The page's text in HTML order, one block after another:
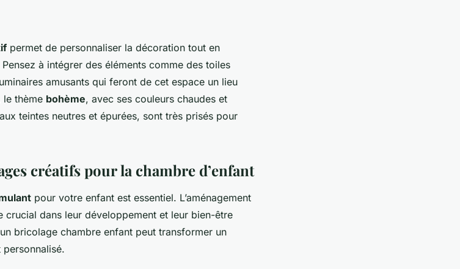
permet de personnaliser la décoration tout en
à intégrer des éléments comme des toiles
amusants qui feront de cet espace un lieu
le thème bohème, avec ses couleurs chaudes et
teintes neutres et épurées, sont très prisés pour
créatifs pour la chambre d’enfant
pour votre enfant est essentiel. L’aménagement
crucial dans leur développement et leur bien-être
bricolage chambre enfant peut transformer un